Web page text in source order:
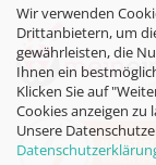
Wir verwenden
Drittanbietern, um
gewährleisten, die
Ihnen ein
Klicken Sie auf
Cookies anzeigen zu
Unsere